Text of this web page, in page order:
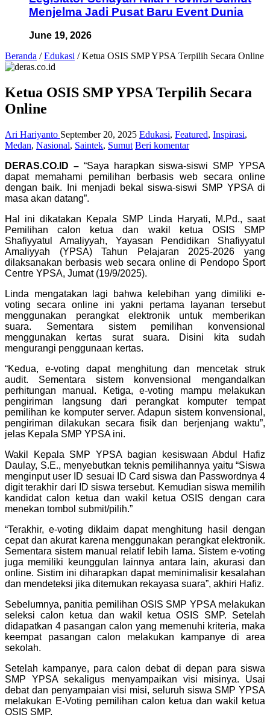
Menjelma Jadi Pusat Baru Event Dunia
June 19, 2026
Beranda / Edukasi / Ketua OSIS SMP YPSA Terpilih Secara Online
Ketua OSIS SMP YPSA Terpilih Secara
Online
Ari Hariyanto September 20, 2025 Edukasi, Featured, Inspirasi,
Medan, Nasional, Saintek, Sumut Beri komentar
DERAS.CO.ID –“Saya harapkan siswa-siswi SMP YPSA
dapat memahami pemilihan berbasis web secara online
dengan baik. Ini menjadi bekal siswa-siswi SMP YPSA di
masa akan datang”.
Hal ini dikatakan Kepala SMP Linda Haryati, M.Pd., saat
Pemilihan calon ketua dan wakil ketua OSIS SMP
Shafiyyatul Amaliyyah, Yayasan Pendidikan Shafiyyatul
Amaliyyah (YPSA) Tahun Pelajaran 2025-2026 yang
dilaksanakan berbasis web secara online di Pendopo Sport
Centre YPSA, Jumat (19/9/2025).
Linda mengatakan lagi bahwa kelebihan yang dimiliki e-
voting secara online ini yakni pertama layanan tersebut
menggunakan perangkat elektronik untuk memberikan
suara. Sementara sistem pemilihan konvensional
menggunakan kertas surat suara. Disini kita sudah
mengurangi penggunaan kertas.
“Kedua, e-voting dapat menghitung dan mencetak struk
audit. Sementara sistem konvensional mengandalkan
perhitungan manual. Ketiga, e-voting mampu melakukan
pengiriman langsung dari perangkat komputer tempat
pemilihan ke komputer server. Adapun sistem konvensional,
pengiriman dilakukan secara fisik dan berjenjang waktu”,
jelas Kepala SMP YPSA ini.
Wakil Kepala SMP YPSA bagian kesiswaan Abdul Hafiz
Daulay, S.E., menyebutkan teknis pemilihannya yaitu “Siswa
menginput user ID sesuai ID Card siswa dan Passwordnya 4
digit terakhir dari ID siswa tersebut. Kemudian siswa memilih
kandidat calon ketua dan wakil ketua OSIS dengan cara
menekan tombol submit/pilih.”
“Terakhir, e-voting diklaim dapat menghitung hasil dengan
cepat dan akurat karena menggunakan perangkat elektronik.
Sementara sistem manual relatif lebih lama. Sistem e-voting
juga memiliki keunggulan lainnya antara lain, akurasi dan
online. Sistim ini diharapkan dapat meminimalisir kesalahan
dan mendeteksi jika ditemukan rekayasa suara”, akhiri Hafiz.
Sebelumnya, panitia pemilihan OSIS SMP YPSA melakukan
seleksi calon ketua dan wakil ketua OSIS SMP. Setelah
didapatkan 4 pasangan calon yang memenuhi kriteria, maka
keempat pasangan calon melakukan kampanye di area
sekolah.
Setelah kampanye, para calon debat di depan para siswa
SMP YPSA sekaligus menyampaikan visi misinya. Usai
debat dan penyampaian visi misi, seluruh siswa SMP YPSA
melakukan E-Voting pemilihan calon ketua dan wakil ketua
OSIS SMP.